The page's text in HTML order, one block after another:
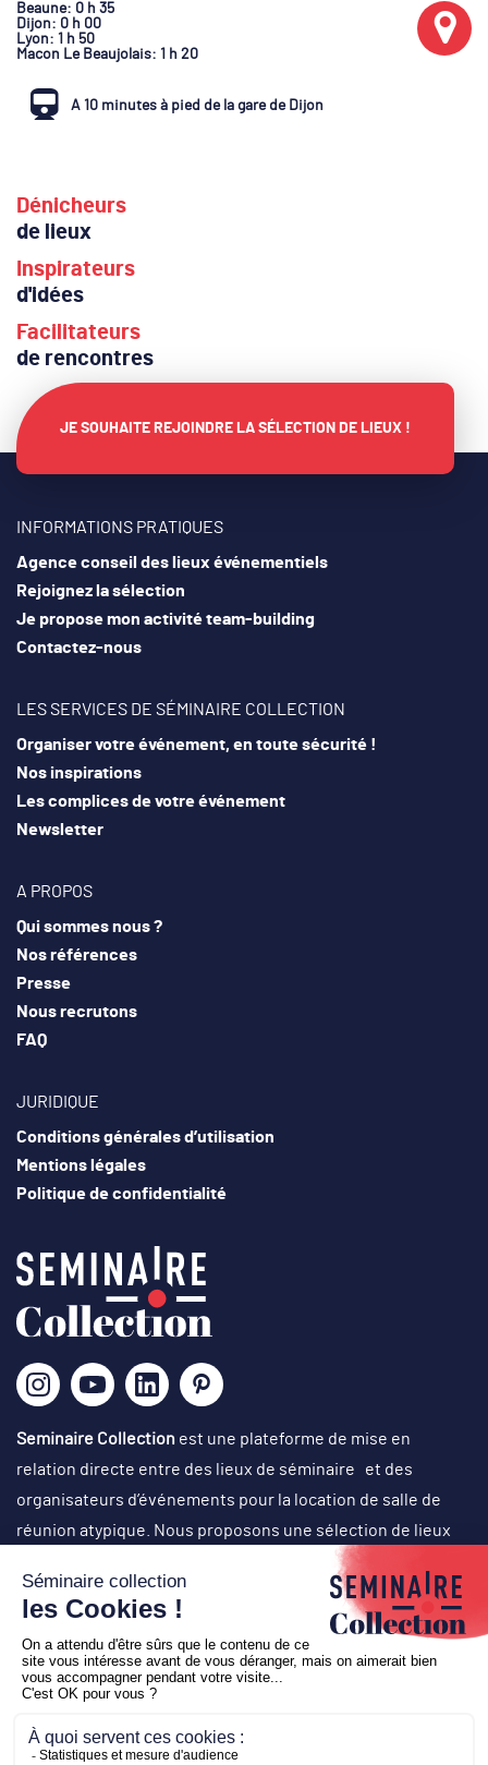
Beaune: 0 h 35
Dijon: 0 h 00
Lyon: 1 h 50
Macon Le Beaujolais: 1 h 20
A 10 minutes à pied de la gare de Dijon
Dénicheurs
de lieux
Inspirateurs
d'idées
Facilitateurs
de rencontres
JE SOUHAITE REJOINDRE LA SÉLECTION DE LIEUX !
INFORMATIONS PRATIQUES
Agence conseil des lieux événementiels
Rejoignez la sélection
Je propose mon activité team-building
Contactez-nous
LES SERVICES DE SÉMINAIRE COLLECTION
Organiser votre événement, en toute sécurité !
Nos inspirations
Les complices de votre événement
Newsletter
A PROPOS
Qui sommes nous ?
Nos références
Presse
Nous recrutons
FAQ
JURIDIQUE
Conditions générales d’utilisation
Mentions légales
Politique de confidentialité
Seminaire Collection est une plateforme de mise en
relation directe entre des lieux de séminaire et des
organisateurs d’événements pour la location de salle de
réunion atypique. Nous proposons une sélection de lieux
originaux, singuliers et atypiques dans des cadres
exceptionnels, avec un choix d’activités originales en vue
d’organisation de réunions de travail, journées de cohésion,
off-site, comité de direction, conventions, team-building,
soirées événementielles (lancement de produit, cocktail
Copyright © 2026Seminaire Collection